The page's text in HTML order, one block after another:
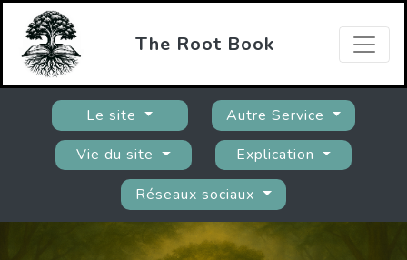
The Root Book
Le site
Autre Service
Vie du site
Explication
Réseaux sociaux